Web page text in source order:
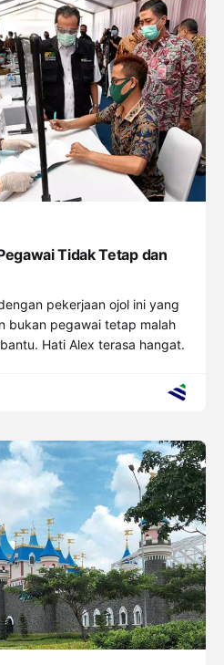
Tidak Tetap dan
pekerjaan ojol ini yang
bukan pegawai tetap malah
Hati Alex terasa hangat.